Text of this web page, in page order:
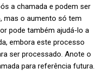
a chamada e podem ser
mas o aumento só tem
pode também ajudá-lo a
embora este processo
ser processado. Anote o
para referência futura.